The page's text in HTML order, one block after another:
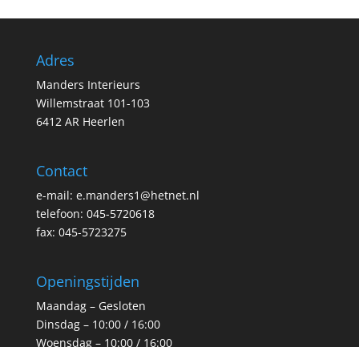
Adres
Manders Interieurs
Willemstraat 101-103
6412 AR Heerlen
Contact
e-mail: e.manders1@hetnet.nl
telefoon: 045-5720618
fax: 045-5723275
Openingstijden
Maandag – Gesloten
Dinsdag – 10:00 / 16:00
Woensdag – 10:00 / 16:00